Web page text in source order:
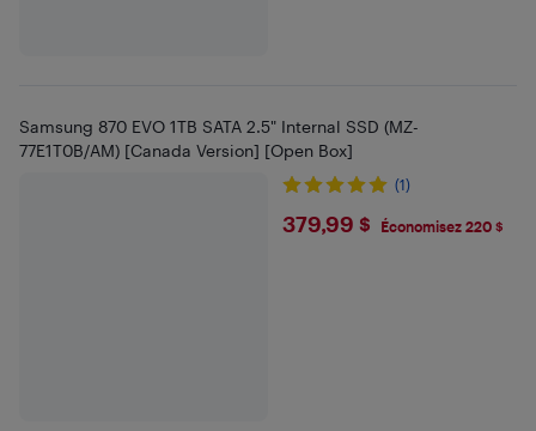
Samsung 870 EVO 1TB SATA 2.5" Internal SSD (MZ-
77E1T0B/AM) [Canada Version] [Open Box]
(1)
$379.99
379,99 $ Économisez 220 $